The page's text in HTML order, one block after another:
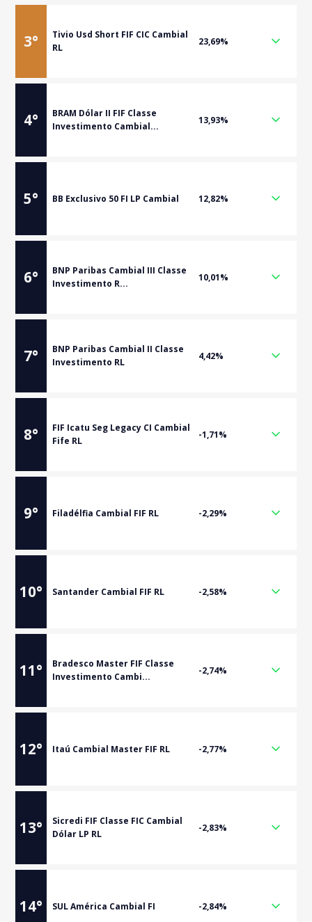
3°
Tivio Usd Short FIF CIC Cambial
RL
23,69%
4°
BRAM Dólar II FIF Classe
Investimento Cambial...
13,93%
5° BB Exclusivo 50 FI LP Cambial 12,82%
6°
BNP Paribas Cambial III Classe
Investimento R...
10,01%
7°
BNP Paribas Cambial II Classe
Investimento RL
4,42%
8°
FIF Icatu Seg Legacy CI Cambial
Fife RL
-1,71%
9° Filadélfia Cambial FIF RL -2,29%
10° Santander Cambial FIF RL -2,58%
11°
Bradesco Master FIF Classe
Investimento Cambi...
-2,74%
12° Itaú Cambial Master FIF RL -2,77%
13°
Sicredi FIF Classe FIC Cambial
Dólar LP RL
-2,83%
14° SUL América Cambial FI -2,84%